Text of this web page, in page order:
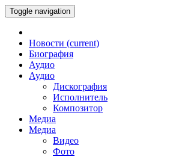
Toggle navigation
Новости (current)
Биография
Аудио
Аудио
Дискография
Исполнитель
Композитор
Медиа
Медиа
Видео
Фото